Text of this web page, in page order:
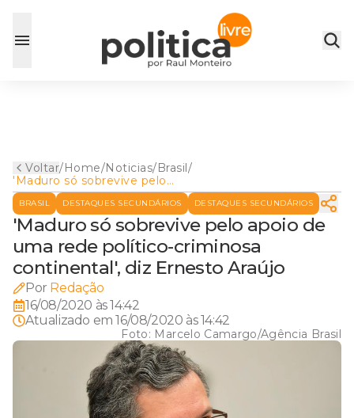
Voltar/Home/Noticias/Brasil/
'Maduro só sobrevive pelo
apoio de uma rede político-
criminosa continental', diz
Ernesto Araújo
BRASIL DESTAQUES SECUNDÁRIOS DESTAQUES SECUNDÁRIOS
'Maduro só sobrevive pelo apoio de
uma rede político-criminosa
continental', diz Ernesto Araújo
Por Redação
16/08/2020 às 14:42
Atualizado em16/08/2020 às 14:42
Foto: Marcelo Camargo/Agência Brasil